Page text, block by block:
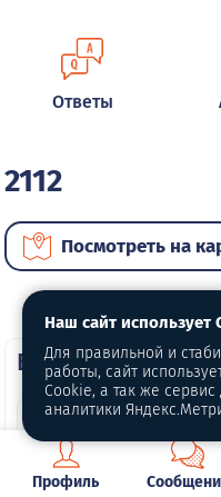
Ответы
2112
Посмотреть на
ВИП автомобили
Профиль
Наш сайт использует
Для правильной и
работы, сайт
Cookie, а так же
аналитики